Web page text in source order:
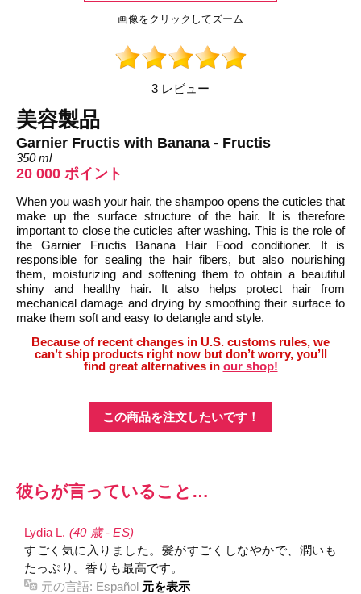
画像をクリックしてズーム
3 レビュー
美容製品
Garnier Fructis with Banana - Fructis
350 ml
20 000 ポイント
When you wash your hair, the shampoo opens the cuticles that
make up the surface structure of the hair. It is therefore
important to close the cuticles after washing. This is the role of
the Garnier Fructis Banana Hair Food conditioner. It is
responsible for sealing the hair fibers, but also nourishing
them, moisturizing and softening them to obtain a beautiful
shiny and healthy hair. It also helps protect hair from
mechanical damage and drying by smoothing their surface to
make them soft and easy to detangle and style.
Because of recent changes in U.S. customs rules, we
can’t ship products right now but don’t worry, you’ll
find great alternatives in our shop!
この商品を注文したいです！
彼らが言っていること…
Lydia L. (40 歳 - ES)
すごく気に入りました。髪がすごくしなやかで、潤いも
たっぷり。香りも最高です。
元の言語: Español 元を表示